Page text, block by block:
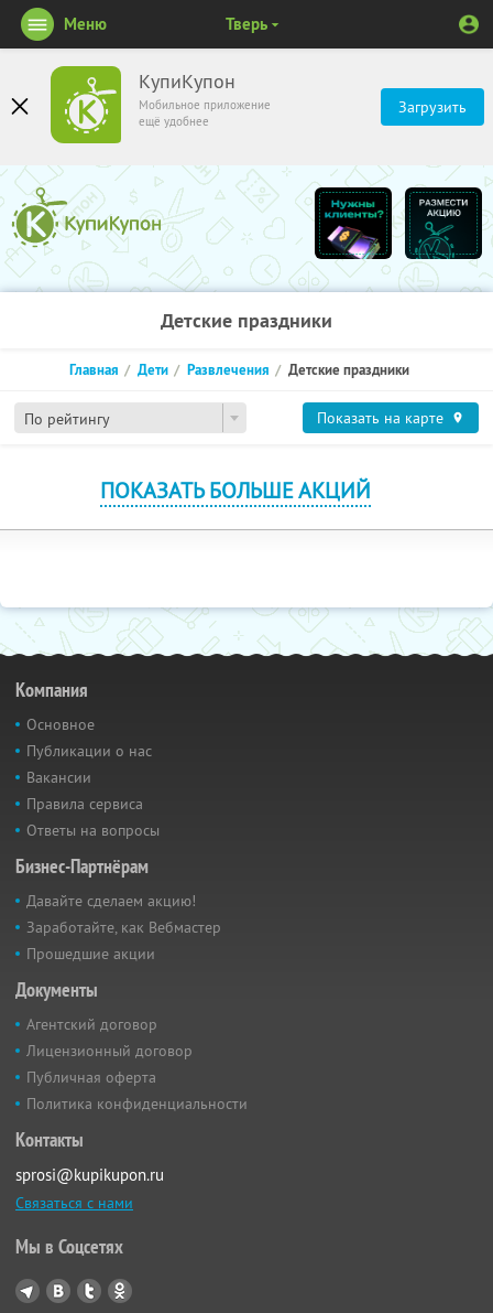
КупиКупон
Мобильное приложение
ещё удобнее
Загрузить
Меню Тверь
Детские праздники
По рейтингу
Главная Дети Развлечения Детские праздники
Показать на карте
ПОКАЗАТЬ БОЛЬШЕ АКЦИЙ
Компания
Основное
Публикации о нас
Вакансии
Правила сервиса
Ответы на вопросы
Бизнес-Партнёрам
Давайте сделаем акцию!
Заработайте, как Вебмастер
Прошедшие акции
Документы
Агентский договор
Лицензионный договор
Публичная оферта
Политика конфиденциальности
Контакты
sprosi@kupikupon.ru
Связаться с нами
Мы в Соцсетях